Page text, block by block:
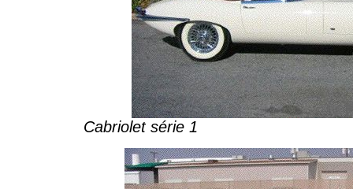
Cabriolet série 1